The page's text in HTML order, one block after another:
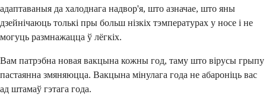
адаптаваныя да халоднага надвор'я, што азначае, што яны
дзейнічаюць толькі пры больш нізкіх тэмпературах у носе і не
могуць размнажацца ў лёгкіх.
Вам патрэбна новая вакцына кожны год, таму што вірусы грыпу
пастаянна змяняюцца. Вакцына мінулага года не абароніць вас
ад штамаў гэтага года.